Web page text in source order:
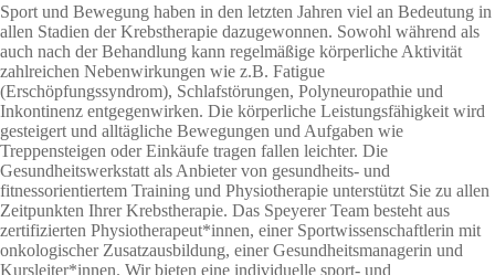
Sport und Bewegung haben in den letzten Jahren viel an Bedeutung in
allen Stadien der Krebstherapie dazugewonnen. Sowohl während als
auch nach der Behandlung kann regelmäßige körperliche Aktivität
zahlreichen Nebenwirkungen wie z.B. Fatigue
(Erschöpfungssyndrom), Schlafstörungen, Polyneuropathie und
Inkontinenz entgegenwirken. Die körperliche Leistungsfähigkeit wird
gesteigert und alltägliche Bewegungen und Aufgaben wie
Treppensteigen oder Einkäufe tragen fallen leichter. Die
Gesundheitswerkstatt als Anbieter von gesundheits- und
fitnessorientiertem Training und Physiotherapie unterstützt Sie zu allen
Zeitpunkten Ihrer Krebstherapie. Das Speyerer Team besteht aus
zertifizierten Physiotherapeut*innen, einer Sportwissenschaftlerin mit
onkologischer Zusatzausbildung, einer Gesundheitsmanagerin und
Kursleiter*innen. Wir bieten eine individuelle sport- und